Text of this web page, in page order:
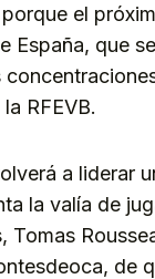
el
España, que
RFEVB.
a liderar
la valía de
Tomas
de